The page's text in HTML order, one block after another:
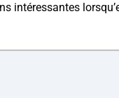
intéressantes